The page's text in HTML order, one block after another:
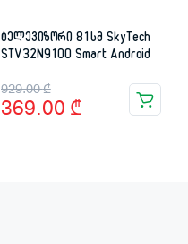
ტელევიზორი 81სმ SkyTech
STV32N9100 Smart Android
929.00₾
Original
price
369.00 ₾
Current
price